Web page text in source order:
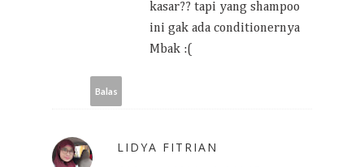
kasar?? tapi yang shampoo
ini gak ada conditionernya
Mbak :(
Balas
LIDYA FITRIAN